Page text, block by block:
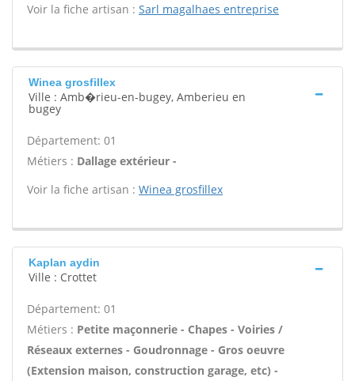
Voir la fiche artisan : Sarl magalhaes entreprise
Winea grosfillex
Ville : Amb�rieu-en-bugey, Amberieu en
bugey
Département: 01
Métiers : Dallage extérieur -
Voir la fiche artisan : Winea grosfillex
Kaplan aydin
Ville : Crottet
Département: 01
Métiers : Petite maçonnerie - Chapes - Voiries /
Réseaux externes - Goudronnage - Gros oeuvre
(Extension maison, construction garage, etc) -